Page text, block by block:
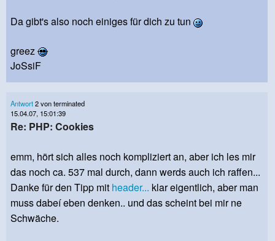
Da gibt's also noch einiges für dich zu tun
greez
JoSsiF
Antwort2 von terminated
15.04.07, 15:01:39
Re: PHP: Cookies
emm, hört sich alles noch kompliziert an, aber ich les mir
das noch ca. 537 mal durch, dann werds auch ich raffen...
Danke für den Tipp mit header... klar eigentlich, aber man
muss dabeí eben denken.. und das scheint bei mir ne
Schwäche.